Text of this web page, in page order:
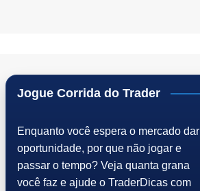
Jogue Corrida do Trader
Enquanto você espera o mercado dar
oportunidade, por que não jogar e
passar o tempo? Veja quanta grana
você faz e ajude o TraderDicas com